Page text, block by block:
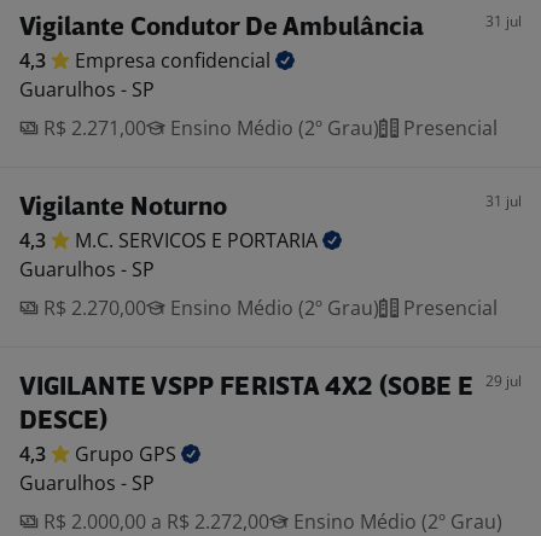
Vigilante Condutor De Ambulância 31 jul
4,3 Empresa confidencial
Guarulhos - SP
R$ 2.271,00
Ensino Médio (2º Grau) Presencial
Vigilante Noturno 31 jul
4,3 M.C. SERVICOS E PORTARIA
Guarulhos - SP
R$ 2.270,00
Ensino Médio (2º Grau) Presencial
VIGILANTE VSPP FERISTA 4X2 (SOBE E
DESCE)
29 jul
4,3 Grupo GPS
Guarulhos - SP
R$ 2.000,00 a R$ 2.272,00
Ensino Médio (2º Grau)